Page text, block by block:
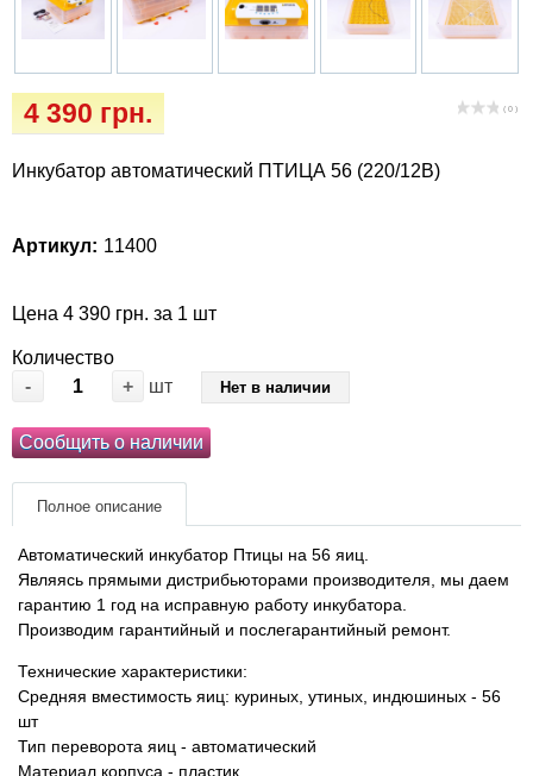
( 0 )
4 390 грн.
Инкубатор автоматический ПТИЦА 56 (220/12В)
Артикул: 11400
Цена 4 390 грн. за 1 шт
Количество
-
+ шт Нет в наличии
Сообщить о наличии
Полное описание
Автоматический инкубатор Птицы на 56 яиц.
Являясь прямыми дистрибьюторами производителя, мы даем
гарантию 1 год на исправную работу инкубатора.
Производим гарантийный и послегарантийный ремонт.
Технические характеристики:
Средняя вместимость яиц: куриных, утиных, индюшиных - 56
шт
Тип переворота яиц - автоматический
Материал корпуса - пластик
Vet Diet Canine Wet – ветеринарные диеты
Лежаки, домики, охлаждая коврики
Миски, автокормушки, поилки
Одежда и обувь
Переноски, сумки, клетки
Послеоперационные средства и
расходные материалы
Подарочные сертификаты
Товары для голубей
Товары для грызунов
Товары для лошадей
Товары для людей
Хозряд - хозтовары оптом